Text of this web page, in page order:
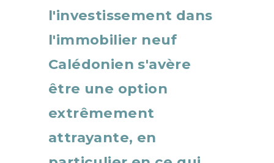
l'investissement dans
l'immobilier neuf
Calédonien s'avère
être une option
extrêmement
attrayante, en